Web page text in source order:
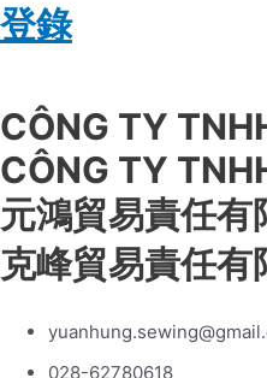
登錄
CÔNG TY
CÔNG TY
元鴻貿易責任有
克峰貿易責任有
028-62780618